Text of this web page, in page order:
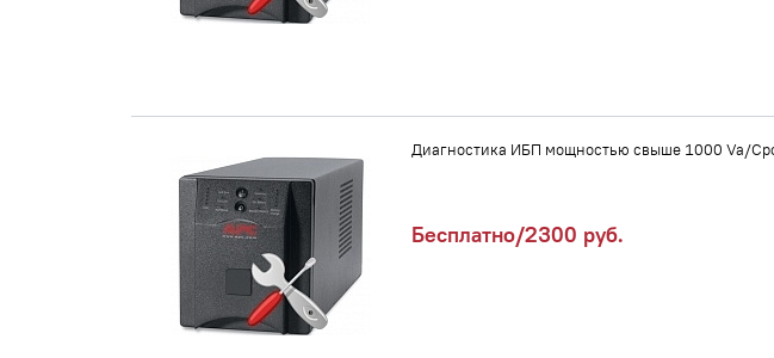
Диагностика ИБП мощностью свыше 1000 Va/
Бесплатно/2300 руб.